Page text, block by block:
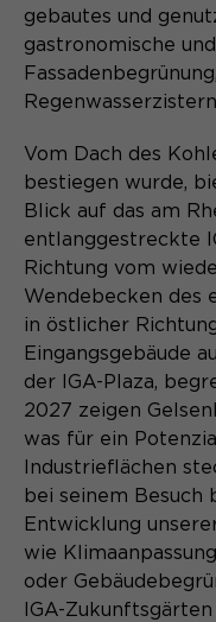
Anbieter
Laufzeit
PHPs
Name
Anbieter
Laufzeit Ende
Anbieter
Zweck
Name
Anbieter
Laufzeit
Zweck
Name
Laufzeit 1 Jahr
Zweck
gebautes und
gastronomische
Vom Dach des
bestiegen wurde,
Blick auf das am
entlanggestreckte
Richtung vom
Wendebecken des
in östlicher
Eingangsgebäude
der IGA-Plaza,
2027 zeigen
was für ein
Industrieflächen
bei seinem Besuch
Entwicklung
wie
oder
IGA-